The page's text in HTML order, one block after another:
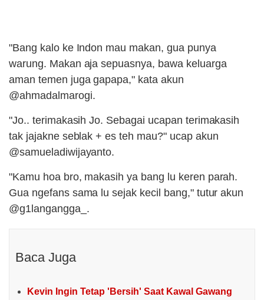
"Bang kalo ke Indon mau makan, gua punya
warung. Makan aja sepuasnya, bawa keluarga
aman temen juga gapapa," kata akun
@ahmadalmarogi.
"Jo.. terimakasih Jo. Sebagai ucapan terimakasih
tak jajakne seblak + es teh mau?" ucap akun
@samueladiwijayanto.
"Kamu hoa bro, makasih ya bang lu keren parah.
Gua ngefans sama lu sejak kecil bang," tutur akun
@g1langangga_.
Baca Juga
Kevin Ingin Tetap 'Bersih' Saat Kawal Gawang